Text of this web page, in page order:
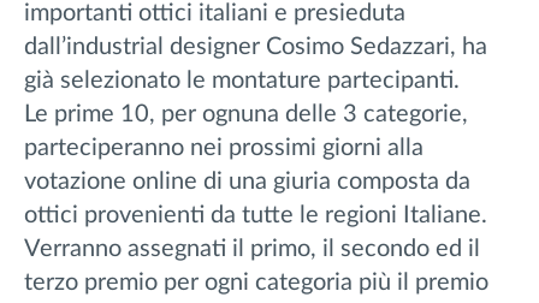
importanti ottici italiani e presieduta
dall’industrial designer Cosimo Sedazzari, ha
già selezionato le montature partecipanti.
Le prime 10, per ognuna delle 3 categorie,
parteciperanno nei prossimi giorni alla
votazione online di una giuria composta da
ottici provenienti da tutte le regioni Italiane.
Verranno assegnati il primo, il secondo ed il
terzo premio per ogni categoria più il premio